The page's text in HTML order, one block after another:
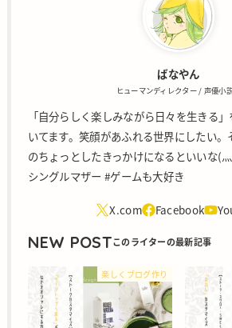
ばなやん
ヒューマンディレクター / 声優小
「自分らしく楽しみながら日々を生きる
いてます。笑顔があふれる世界にしたい。
のちょっとしたきっかけになるといいな
シングルマザー #ゲームも大好き
NEW POST
楽しくブログ作り